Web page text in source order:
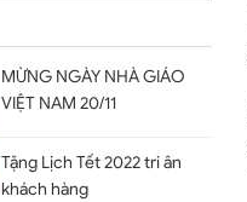
MỪNG NGÀY NHÀ GIÁO
VIỆT NAM 20/11
Tặng Lịch Tết 2022 tri ân
khách hàng